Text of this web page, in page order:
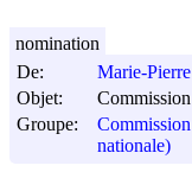
De:
Marie-
Objet:
Groupe:
nationale)
nomination